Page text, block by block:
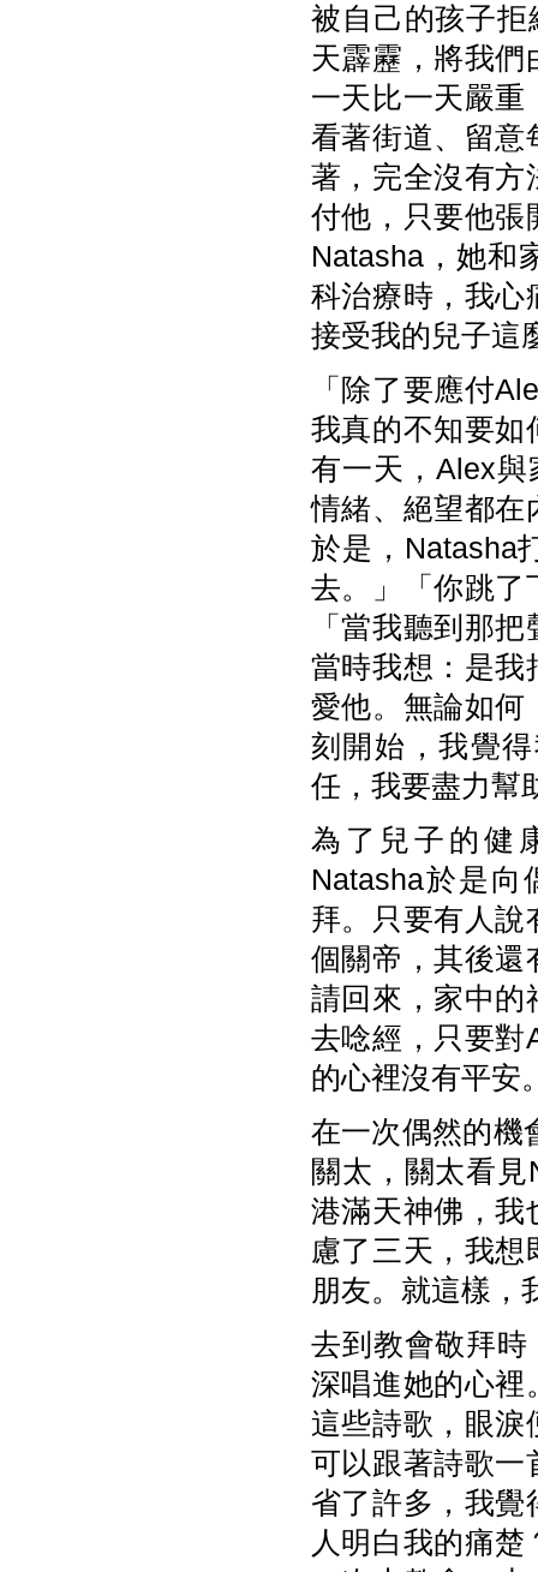
被自己的孩子
天霹靂，將我
一天比一天嚴重
看著街道、留意
著，完全沒有方
付他，只要他張
Natasha，她和
科治療時，我心
接受我的兒子這
「除了要應付
我真的不知要如
有一天，Alex與
情緒、絕望都在
於是，Natasha
去。」「你跳了
「當我聽到那
當時我想：是我
愛他。無論如何
刻開始，我覺
任，我要盡力幫
為了兒子的健
Natasha於是
拜。只要有人說
個關帝，其後還
請回來，家中的
去唸經，只要對
的心裡沒有平安
在一次偶然的機
關太，關太看
港滿天神佛，我
慮了三天，我
朋友。就這樣，
去到教會敬拜
深唱進她的心裡
這些詩歌，眼淚
可以跟著詩歌一
省了許多，我覺
人明白我的痛